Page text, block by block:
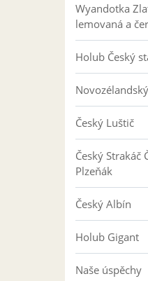
Wyandotka
lemovaná a
Holub Český
Český Luštič
Český Strakáč
Plzeňák
Český Albín
Holub Gigant
Naše úspěchy